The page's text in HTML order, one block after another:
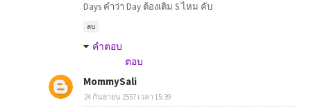
Days คำว่า Day ต้องเติม S ไหม คับ
ลบ
คำตอบ
ตอบ
MommySali
24 กันยายน 2557 เวลา 15:39